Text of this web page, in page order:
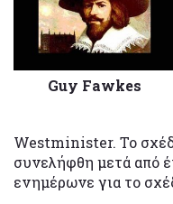
Guy Fawkes
Westminister. Το
συνελήφθη μετά από
ενημέρωνε για το